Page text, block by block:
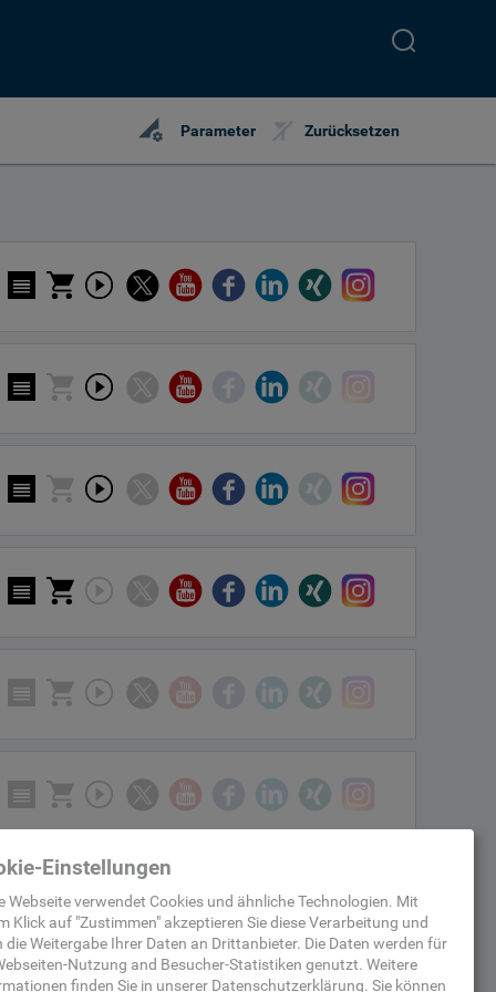
perm_data_setting Parameter Zurücksetzen
Einstellungen
Webseite verwendet Cookies und ähnliche Technologien. Mit
Klick auf "Zustimmen" akzeptieren Sie diese Verarbeitung und
die Weitergabe Ihrer Daten an Drittanbieter. Die Daten werden für
Nutzung and Besucher-Statistiken genutzt. Weitere
finden Sie in unserer Datenschutzerklärung. Sie können